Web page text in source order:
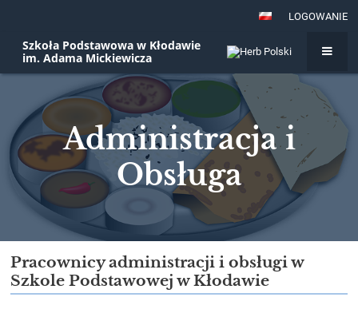
LOGOWANIE
Szkoła Podstawowa w Kłodawie
im. Adama Mickiewicza
Administracja i
Obsługa
Administracja
i
Pracownicy administracji i obsługi w
Szkole Podstawowej w Kłodawie